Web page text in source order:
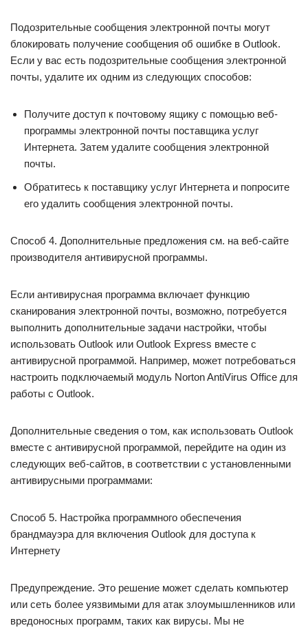
Подозрительные сообщения электронной почты могут
блокировать получение сообщения об ошибке в Outlook.
Если у вас есть подозрительные сообщения электронной
почты, удалите их одним из следующих способов:
Получите доступ к почтовому ящику с помощью веб-
программы электронной почты поставщика услуг
Интернета. Затем удалите сообщения электронной
почты.
Обратитесь к поставщику услуг Интернета и попросите
его удалить сообщения электронной почты.
Способ 4. Дополнительные предложения см. на веб-сайте
производителя антивирусной программы.
Если антивирусная программа включает функцию
сканирования электронной почты, возможно, потребуется
выполнить дополнительные задачи настройки, чтобы
использовать Outlook или Outlook Express вместе с
антивирусной программой. Например, может потребоваться
настроить подключаемый модуль Norton AntiVirus Office для
работы с Outlook.
Дополнительные сведения о том, как использовать Outlook
вместе с антивирусной программой, перейдите на один из
следующих веб-сайтов, в соответствии с установленными
антивирусными программами:
Способ 5. Настройка программного обеспечения
брандмауэра для включения Outlook для доступа к
Интернету
Предупреждение. Это решение может сделать компьютер
или сеть более уязвимыми для атак злоумышленников или
вредоносных программ, таких как вирусы. Мы не